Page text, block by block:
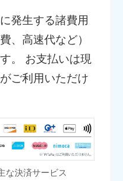
発生する諸費用
、高速代など）
。 お支払いは現
ご利用いただけ
な決済サービス